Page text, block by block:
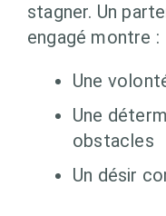
stagner. Un
engagé montre :
Une
Une
obstacles
Un désir